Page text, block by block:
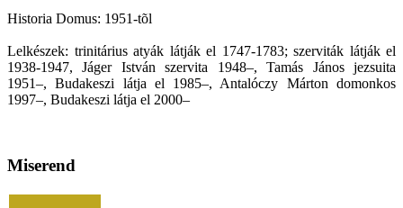
Historia Domus: 1951-tõl
Lelkészek: trinitárius atyák látják el 1747-1783; szerviták látják el
1938-1947, Jáger István szervita 1948–, Tamás János jezsuita
1951–, Budakeszi látja el 1985–, Antalóczy Márton domonkos
1997–, Budakeszi látja el 2000–
Miserend